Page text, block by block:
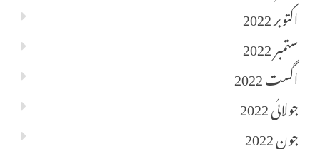
اکتوبر 2022
ستمبر 2022
اگست 2022
جولائی 2022
جون 2022